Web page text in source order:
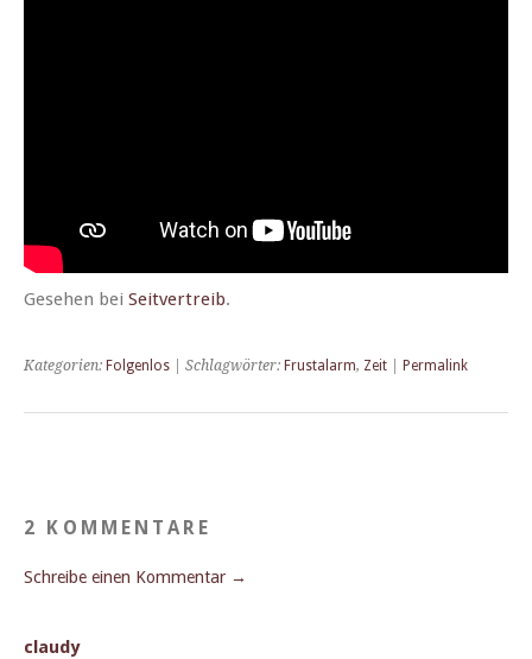
Gese­hen bei Seitvertreib.
Kategorien: Folgenlos | Schlagwörter: Frustalarm, Zeit Permalink
2 KOMMENTARE
Schreibe einen Kommentar →
claudy